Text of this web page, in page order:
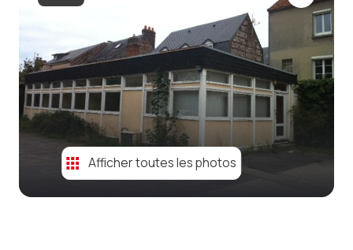
contact
Afficher toutes les photos